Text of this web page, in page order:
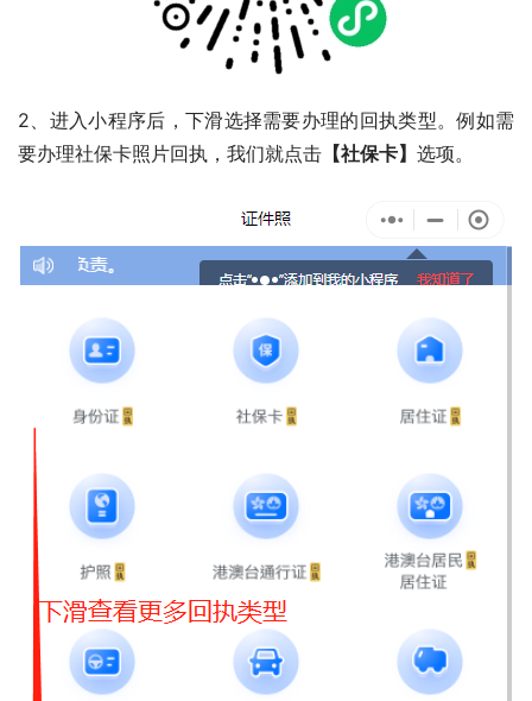
2、进入小程序后，下滑选择需要办理的回执类型。例如需
要办理社保卡照片回执，我们就点击 【社保卡】 选项。